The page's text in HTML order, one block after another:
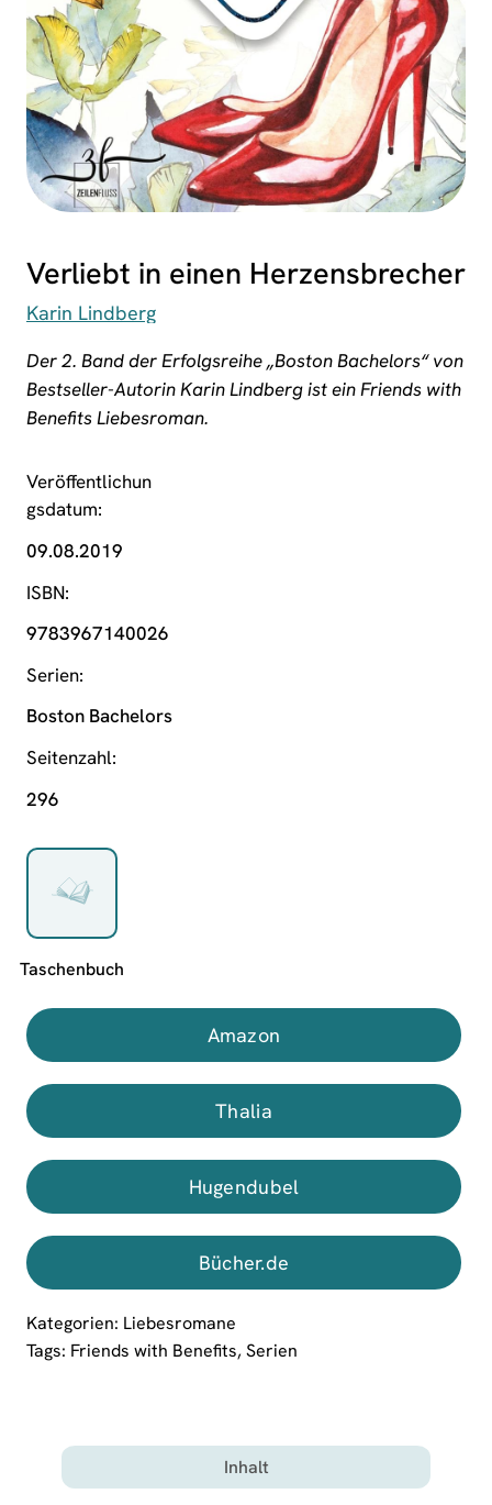
Verliebt in einen Herzensbrecher
Karin Lindberg
Der 2. Band der Erfolgsreihe „Boston Bachelors“von
Bestseller-Autorin Karin Lindbergist ein Friends with
Benefits Liebesroman.
Veröffentlichun
gsdatum
09.08.2019
ISBN
9783967140026
Serien
Boston Bachelors
Seitenzahl
296
Amazon
Thalia
Hugendubel
Bücher.de
Kategorien: Liebesromane
Tags: Friends with Benefits, Serien
Inhalt